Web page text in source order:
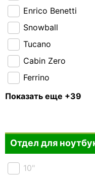
Enrico Benetti
Snowball
Tucano
Cabin Zero
Ferrino
Highlander
Roncato
Показать еще +39
Отдел для
10"